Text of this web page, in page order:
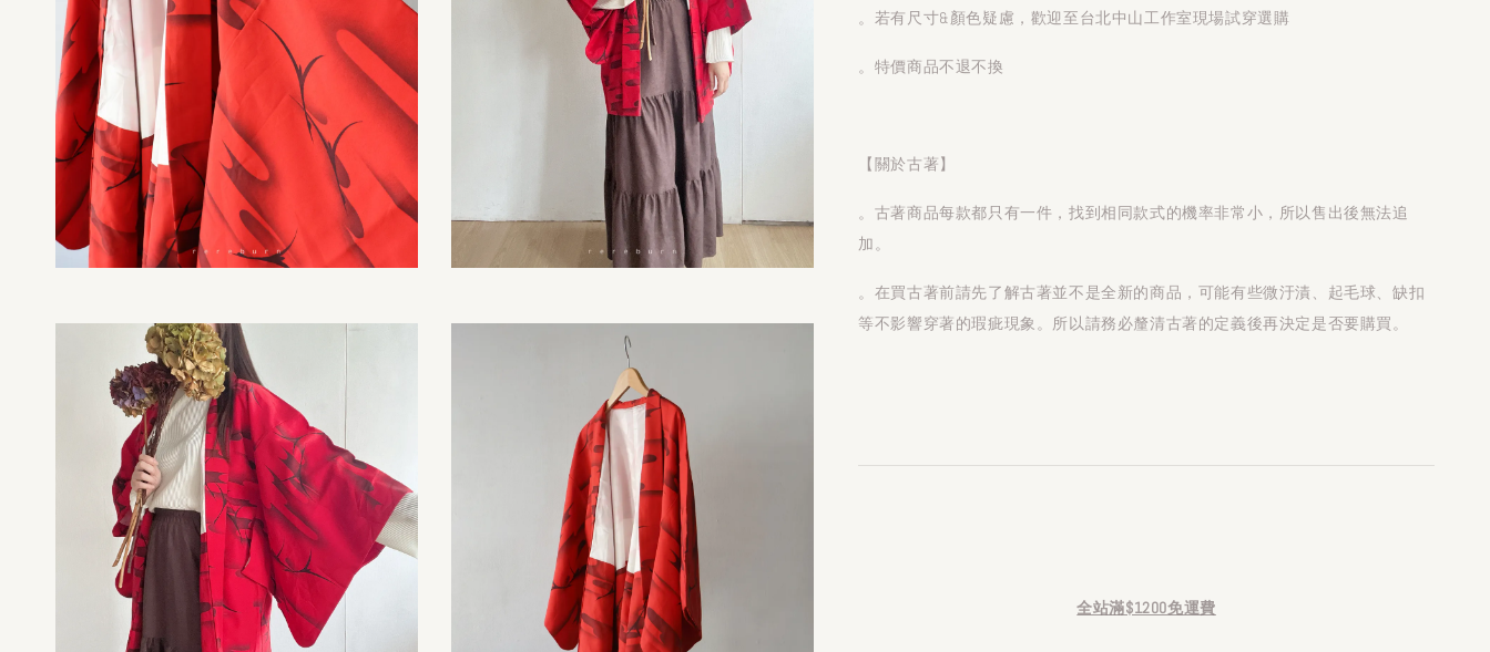
。若有尺寸&顏色疑慮，歡迎至台北中山工作室現場試穿選購
。特價商品不退不換
【關於古著】
。古著商品每款都只有一件，找到相同款式的機率非常小，所以售出後無法追
加。
。在買古著前請先了解古著並不是全新的商品，可能有些微汙漬、起毛球、缺扣
等不影響穿著的瑕疵現象。所以請務必釐清古著的定義後再決定是否要購買。
全站滿$1200免運費